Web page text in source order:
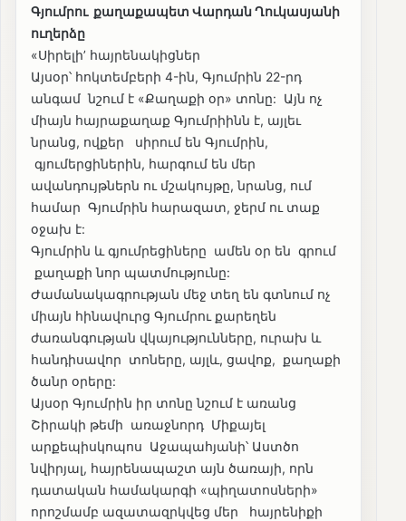
Գյումրու քաղաքապետ Վարդան Ղուկասյանի
ուղերձը
«Սիրելի’ հայրենակիցներ
Այսօր՝ հոկտեմբերի 4-ին, Գյումրին 22-րդ
անգամ նշում է «Քաղաքի օր» տոնը: Այն ոչ
միայն հայրաքաղաք Գյումրիինն է, այլեւ
նրանց, ովքեր սիրում են Գյումրին,
գյումերցիներին, հարգում են մեր
ավանդույթներն ու մշակույթը, նրանց, ում
համար Գյումրին հարազատ, ջերմ ու տաք
օջախ է:
Գյումրին և գյումրեցիները ամեն օր են գրում
քաղաքի նոր պատմությունը:
Ժամանակագրության մեջ տեղ են գտնում ոչ
միայն հինավուրց Գյումրու քարեղեն
ժառանգության վկայությունները, ուրախ և
հանդիսավոր տոները, այլև, ցավոք, քաղաքի
ծանր օրերը:
Այսօր Գյումրին իր տոնը նշում է առանց
Շիրակի թեմի առաջնորդ Միքայել
արքեպիսկոպոս Աջապահյանի՝ Աստծո
նվիրյալ, հայրենապաշտ այն ծառայի, որն
դատական համակարգի «պիղատոսների»
որոշմամբ ազատազրկվեց մեր հայրենիքի